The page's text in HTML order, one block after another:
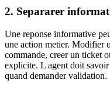
2. Separarer
Une reponse informative
une action metier. Modifier
commande, creer un ticket
explicite. L agent doit
quand demander validation.